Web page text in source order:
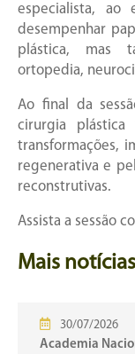
especialista, ao
desempenhar
plástica, mas
ortopedia,
Ao final da
cirurgia
transformações,
regenerativa e
reconstrutivas.
Assista a sessão
Mais notícias
30/07/2026
Academia